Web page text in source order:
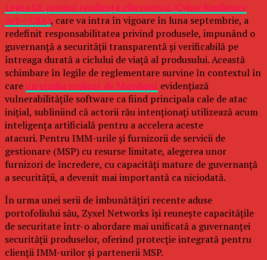
Legea UE privind reziliența cibernetică (Cyber Resilience
Act – CRA), care va intra în vigoare în luna septembrie, a
redefinit responsabilitatea privind produsele, impunând o
guvernanță a securității transparentă și verificabilă pe
întreaga durată a ciclului de viață al produsului. Această
schimbare în legile de reglementare survine în contextul în
careun studiu realizat de Mandiant evidențiază
vulnerabilitățile software ca fiind principala cale de atac
inițial, subliniind că actorii rău intenționați utilizează acum
inteligența artificială pentru a accelera aceste
atacuri. Pentru IMM-urile și furnizorii de servicii de
gestionare (MSP) cu resurse limitate, alegerea unor
furnizori de încredere, cu capacități mature de guvernanță
a securității, a devenit mai importantă ca niciodată.
În urma unei serii de îmbunătățiri recente aduse
portofoliului său, Zyxel Networks își reunește capacitățile
de securitate într-o abordare mai unificată a guvernanței
securității produselor, oferind protecție integrată pentru
clienții IMM-urilor și partenerii MSP.